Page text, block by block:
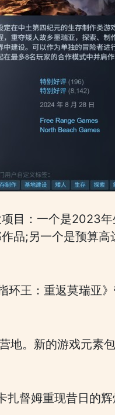
目：一个是2023
品;另一个是预算高
环王：重返莫瑞亚
地。新的游戏元素
督姆重现昔日的辉